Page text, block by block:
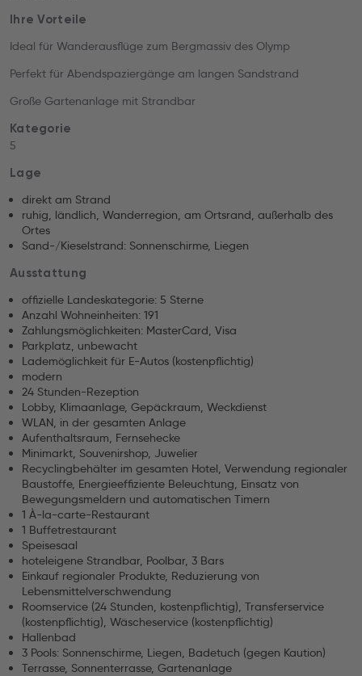
Ihre Vorteile
Ideal für Wanderausflüge zum Bergmassiv des Olymp
Perfekt für Abendspaziergänge am langen Sandstrand
Große Gartenanlage mit Strandbar
Kategorie
5
Lage
direkt am Strand
ruhig, ländlich, Wanderregion, am Ortsrand, außerhalb des
Ortes
Sand-/Kieselstrand: Sonnenschirme, Liegen
Ausstattung
offizielle Landeskategorie: 5 Sterne
Anzahl Wohneinheiten: 191
Zahlungsmöglichkeiten: MasterCard, Visa
Parkplatz, unbewacht
Lademöglichkeit für E-Autos (kostenpflichtig)
modern
24 Stunden-Rezeption
Lobby, Klimaanlage, Gepäckraum, Weckdienst
WLAN, in der gesamten Anlage
Aufenthaltsraum, Fernsehecke
Minimarkt, Souvenirshop, Juwelier
Recyclingbehälter im gesamten Hotel, Verwendung regionaler
Baustoffe, Energieeffiziente Beleuchtung, Einsatz von
Bewegungsmeldern und automatischen Timern
1 À-la-carte-Restaurant
1 Buffetrestaurant
Speisesaal
hoteleigene Strandbar, Poolbar, 3 Bars
Einkauf regionaler Produkte, Reduzierung von
Lebensmittelverschwendung
Roomservice (24 Stunden, kostenpflichtig), Transferservice
(kostenpflichtig), Wäscheservice (kostenpflichtig)
Hallenbad
3 Pools: Sonnenschirme, Liegen, Badetuch (gegen Kaution)
Terrasse, Sonnenterrasse, Gartenanlage